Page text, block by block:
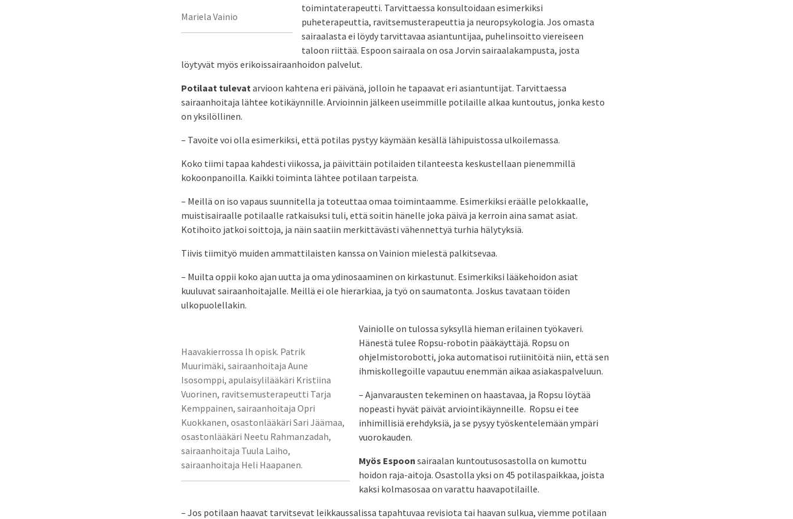
Mariela Vainio
toimintaterapeutti. Tarvittaessa konsultoidaan esimerkiksi
puheterapeuttia, ravitsemusterapeuttia ja neuropsykologia. Jos omasta
sairaalasta ei löydy tarvittavaa asiantuntijaa, puhelinsoitto viereiseen
taloon riittää. Espoon sairaala on osa Jorvin sairaalakampusta, josta
löytyvät myös erikoissairaanhoidon palvelut.
Potilaat tulevat arvioon kahtena eri päivänä, jolloin he tapaavat eri asiantuntijat. Tarvittaessa
sairaanhoitaja lähtee kotikäynnille. Arvioinnin jälkeen useimmille potilaille alkaa kuntoutus, jonka kesto
on yksilöllinen.
– Tavoite voi olla esimerkiksi, että potilas pystyy käymään kesällä lähipuistossa ulkoilemassa.
Koko tiimi tapaa kahdesti viikossa, ja päivittäin potilaiden tilanteesta keskustellaan pienemmillä
kokoonpanoilla. Kaikki toiminta lähtee potilaan tarpeista.
– Meillä on iso vapaus suunnitella ja toteuttaa omaa toimintaamme. Esimerkiksi eräälle pelokkaalle,
muistisairaalle potilaalle ratkaisuksi tuli, että soitin hänelle joka päivä ja kerroin aina samat asiat.
Kotihoito jatkoi soittoja, ja näin saatiin merkittävästi vähennettyä turhia hälytyksiä.
Tiivis tiimityö muiden ammattilaisten kanssa on Vainion mielestä palkitsevaa.
– Muilta oppii koko ajan uutta ja oma ydinosaaminen on kirkastunut. Esimerkiksi lääkehoidon asiat
kuuluvat sairaanhoitajalle. Meillä ei ole hierarkiaa, ja työ on saumatonta. Joskus tavataan töiden
ulkopuolellakin.
Haavakierrossa lh opisk. Patrik
Muurimäki, sairaanhoitaja Aune
Isosomppi, apulaisylilääkäri Kristiina
Vuorinen, ravitsemusterapeutti Tarja
Kemppainen, sairaanhoitaja Opri
Kuokkanen, osastonlääkäri Sari Jäämaa,
osastonlääkäri Neetu Rahmanzadah,
sairaanhoitaja Tuula Laiho,
sairaanhoitaja Heli Haapanen.
Vainiolle on tulossa syksyllä hieman erilainen työkaveri.
Hänestä tulee Ropsu-robotin pääkäyttäjä. Ropsu on
ohjelmistorobotti, joka automatisoi rutiinitöitä niin, että sen
ihmiskollegoille vapautuu enemmän aikaa asiakaspalveluun.
– Ajanvarausten tekeminen on haastavaa, ja Ropsu löytää
nopeasti hyvät päivät arviointikäynneille. Ropsu ei tee
inhimillisiä erehdyksiä, ja se pysyy työskentelemään ympäri
vuorokauden.
Myös Espoon sairaalan kuntoutusosastolla on kumottu
hoidon raja-aitoja. Osastolla yksi on 45 potilaspaikkaa, joista
kaksi kolmasosaa on varattu haavapotilaille.
– Jos potilaan haavat tarvitsevat leikkaussalissa tapahtuvaa revisiota tai haavan sulkua, viemme potilaan